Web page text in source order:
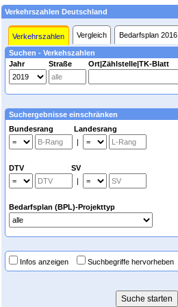
Verkehrszahlen Deutschland
Verkehrszahlen Vergleich Bedarfsplan 2016
Suchen - Verkehszahlen
Jahr
Straße Ort|Zählstelle|TK-Blatt
Suchergebnisse einschränken
Bundesrang Landesrang
|
DTV SV
|
Bedarfsplan (BPL)-Projekttyp
Infos anzeigen Suchbegriffe hervorheben